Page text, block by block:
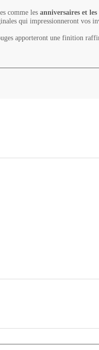
comme les anniversaires et les
qui impressionneront vos
apporteront une finition